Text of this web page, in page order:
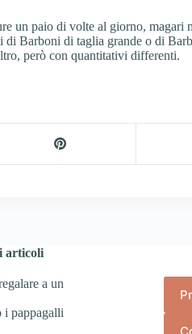
un paio di volte al giorno, magari
di Barboni di taglia grande o di
però con quantitativi differenti.
articoli
a un
i pappagalli